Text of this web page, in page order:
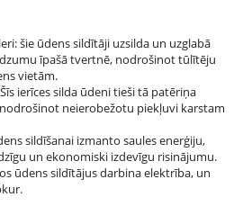
šie ūdens sildītāji uzsilda un uzglabā
īpašā tvertnē, nodrošinot tūlītēju
vietām.
ierīces silda ūdeni tieši tā patēriņa
neierobežotu piekļuvi karstam
sildīšanai izmanto saules enerģiju,
un ekonomiski izdevīgu risinājumu.
ūdens sildītājus darbina elektrība, un